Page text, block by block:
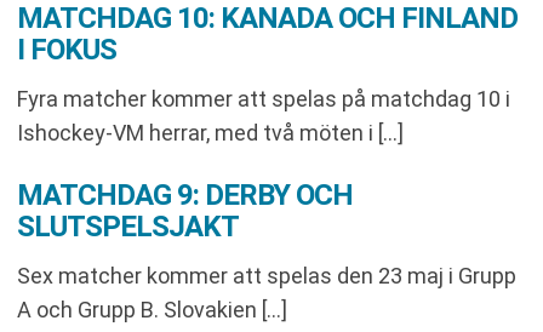
MATCHDAG 10: KANADA OCH FINLAND
I FOKUS
Fyra matcher kommer att spelas på matchdag 10 i
Ishockey-VM herrar, med två möten i […]
MATCHDAG 9: DERBY OCH
SLUTSPELSJAKT
Sex matcher kommer att spelas den 23 maj i Grupp
A och Grupp B. Slovakien […]